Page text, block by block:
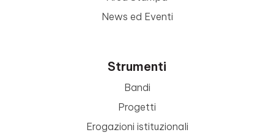
News ed Eventi
Strumenti
Bandi
Progetti
Erogazioni istituzionali